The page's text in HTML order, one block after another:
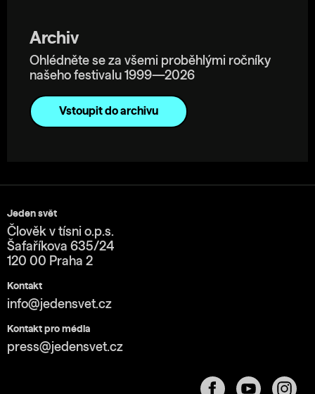
Archiv
Ohlédněte se za všemi proběhlými ročníky
našeho festivalu 1999—2026
Vstoupit do archivu
Jeden svět
Člověk v tísni o.p.s.
Šafaříkova 635/24
120 00 Praha 2
Kontakt
info@jedensvet.cz
Kontakt pro média
press@jedensvet.cz